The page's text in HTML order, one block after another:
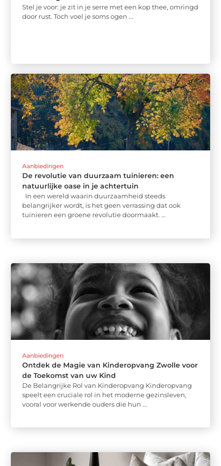
Stel je voor: je zit in je serre met een kop thee, omringd
door rust. Toch voel je soms ogen ...
Aanbiedingen
De revolutie van duurzaam tuinieren: een
natuurlijke oase in je achtertuin
In een wereld waarin duurzaamheid steeds
belangrijker wordt, is het geen verrassing dat ook
tuinieren een groene revolutie doormaakt. ...
Aanbiedingen
Ontdek de Magie van Kinderopvang Zwolle voor
de Toekomst van uw Kind
De Belangrijke Rol van Kinderopvang Kinderopvang
speelt een cruciale rol in het moderne gezinsleven,
vooral voor werkende ouders die hun ...